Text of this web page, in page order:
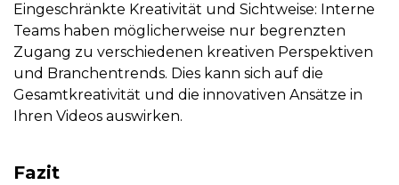
Eingeschränkte Kreativität und Sichtweise: Interne
Teams haben möglicherweise nur begrenzten
Zugang zu verschiedenen kreativen Perspektiven
und Branchentrends. Dies kann sich auf die
Gesamtkreativität und die innovativen Ansätze in
Ihren Videos auswirken.
Fazit